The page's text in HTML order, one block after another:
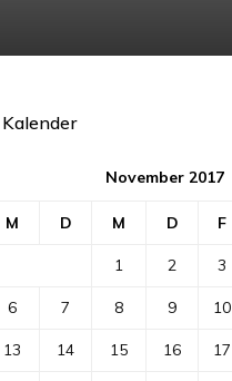
Kalender
November 2017
M D M D F
1 2 3
6 7 8 9 10
13 14 15 16 17